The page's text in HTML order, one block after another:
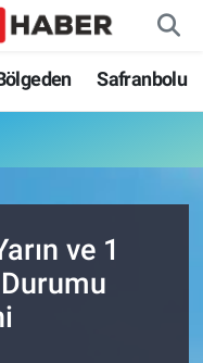
Safranbolu
ve 1